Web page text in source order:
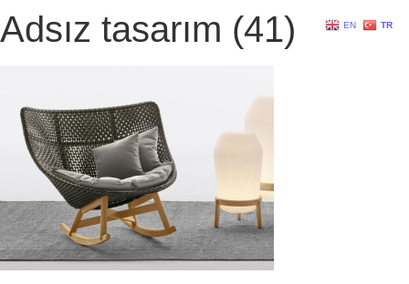
Adsız tasarım (41) EN TR